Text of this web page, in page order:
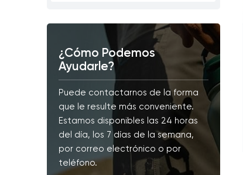
¿Cómo Podemos
Ayudarle?
Puede contactarnos de la forma
que le resulte más conveniente.
Estamos disponibles las 24 horas
del día, los 7 días de la semana,
por correo electrónico o por
teléfono.